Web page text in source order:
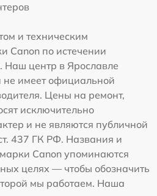
и техническим
Canon по истечении
Наш центр в Ярославле
не имеет официальной
Цены на ремонт,
исключительно
и не являются публичной
437 ГК РФ. Названия и
Canon упоминаются
целях — чтобы обозначить
мы работаем. Наша